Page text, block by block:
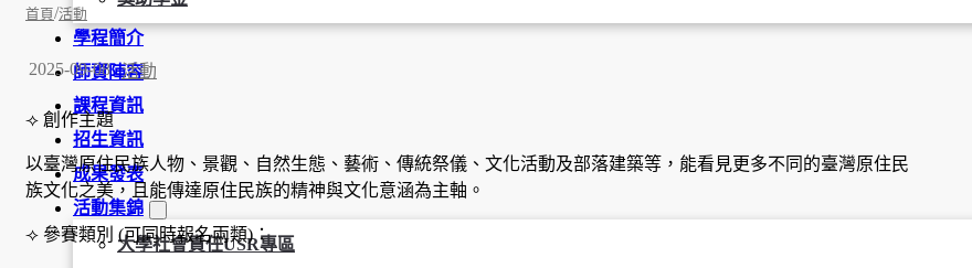
學程簡介
師資陣容
課程資訊
招生資訊
成果發表
活動集錦
大學社會責任USR專區
首頁/活動
2025-09-08 活動
⟢ 創作主題
以臺灣原住民族人物、景觀、自然生態、藝術、傳統祭儀、文化活動及部落建築等，能看見更多不同的臺灣原住民
族文化之美，且能傳達原住民族的精神與文化意涵為主軸。
⟢ 參賽類別 (可同時報名兩類)：